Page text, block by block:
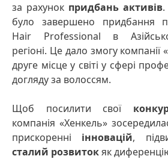
за рахунок придбань активів
було завершено придбання
Hair Professional в Азійсько-
регіоні. Це дало змогу компанії
друге місце у світі у сфері
догляду за волоссям.
Щоб посилити свої
компанія «Хенкель»
прискоренні інновацій,
сталий розвитокяк